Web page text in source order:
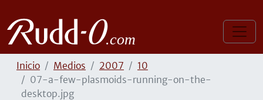
Inicio Medios 2007
10
07-a-few-plasmoids-running-on-the-
desktop.jpg